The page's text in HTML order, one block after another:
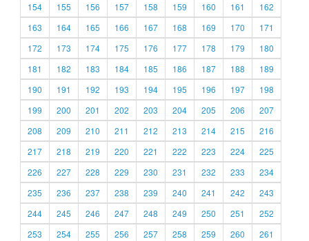
154
155 156 157 158 159 160 161
162
163
164 165 166 167 168 169 170
171
172
173 174 175 176 177 178 179
180
181
182 183 184 185 186 187 188
189
190
191 192 193 194 195 196 197
198
199
200 201 202 203 204 205 206
207
208
209 210 211 212 213 214 215
216
217
218 219 220 221 222 223 224
225
226
227 228 229 230 231 232 233
234
235
236 237 238 239 240 241 242
243
244
245 246 247 248 249 250 251
252
253
254 255 256 257 258 259 260
261